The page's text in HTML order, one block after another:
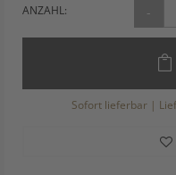
ANZAHL: -
Sofort lieferbar |